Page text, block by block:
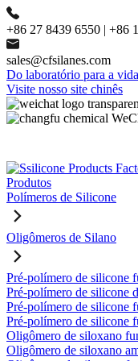
+86 27 8439 6550 | +86
sales@cfsilanes.com
Do laboratório para a
Visite nosso site chinês
Produtos
Polímeros de Silicone
Oligômeros de Silano
Pré-polímero de silicone
Pré-polímero de silicone
Pré-polímero de silicone
Pré-polímero de silicone
Oligômero de siloxano
Oligômero de siloxano